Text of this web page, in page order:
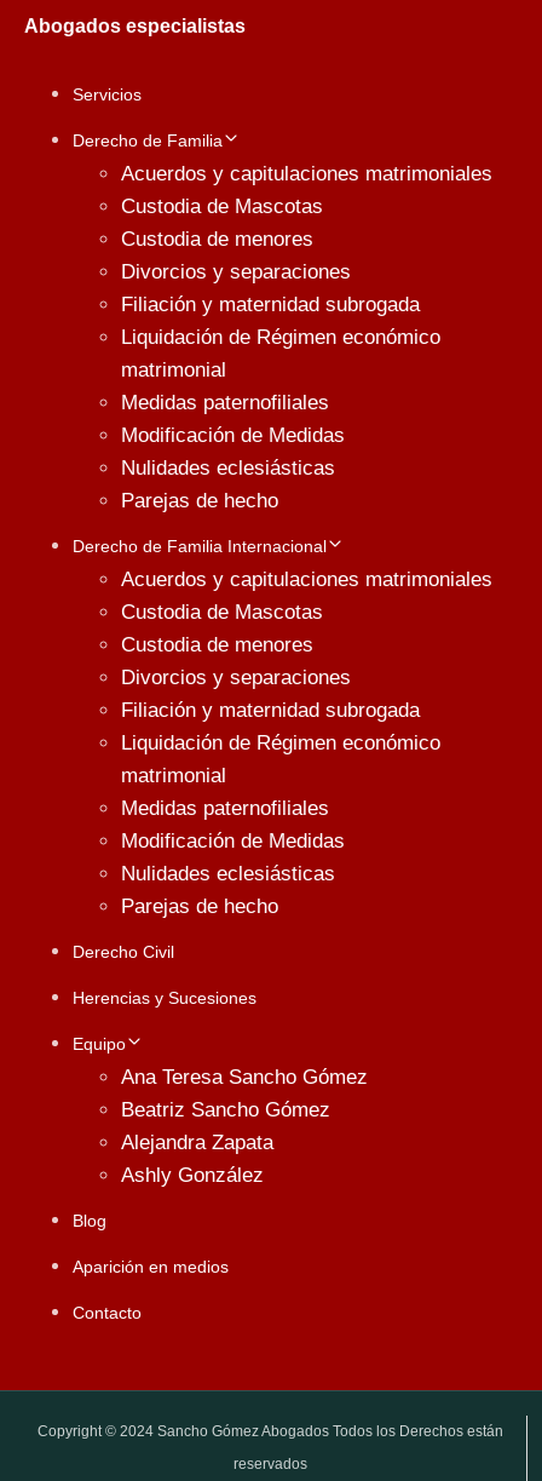
Abogados especialistas
Servicios
Derecho de Familia
Acuerdos y capitulaciones matrimoniales
Custodia de Mascotas
Custodia de menores
Divorcios y separaciones
Filiación y maternidad subrogada
Liquidación de Régimen económico
matrimonial
Medidas paternofiliales
Modificación de Medidas
Nulidades eclesiásticas
Parejas de hecho
Derecho de Familia Internacional
Acuerdos y capitulaciones matrimoniales
Custodia de Mascotas
Custodia de menores
Divorcios y separaciones
Filiación y maternidad subrogada
Liquidación de Régimen económico
matrimonial
Medidas paternofiliales
Modificación de Medidas
Nulidades eclesiásticas
Parejas de hecho
Derecho Civil
Herencias y Sucesiones
Equipo
Ana Teresa Sancho Gómez
Beatriz Sancho Gómez
Alejandra Zapata
Ashly González
Blog
Aparición en medios
Contacto
Copyright © 2024 Sancho Gómez Abogados Todos los Derechos están
reservados